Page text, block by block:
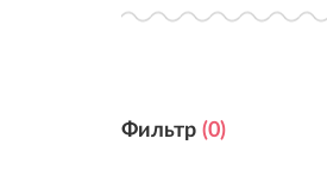
Фильтр (0)